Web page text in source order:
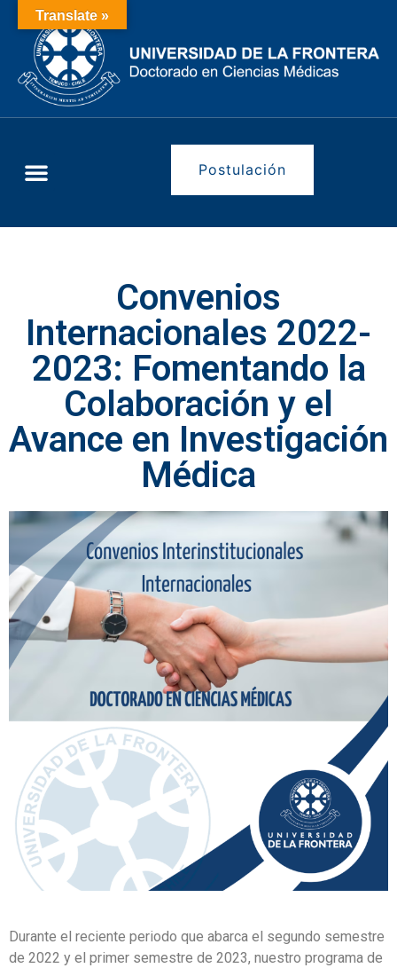
Postulación
Convenios
Internacionales 2022-
2023: Fomentando la
Colaboración y el
Avance en Investigación
Médica
Durante el reciente periodo que abarca el segundo semestre
de 2022 y el primer semestre de 2023, nuestro programa de
Translate »